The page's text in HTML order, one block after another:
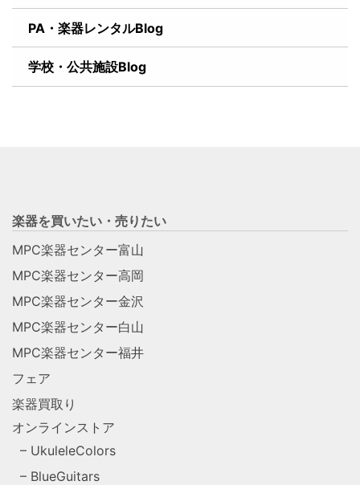
PA・楽器レンタルBlog
学校・公共施設Blog
楽器を買いたい・売りたい
MPC楽器センター富山
MPC楽器センター高岡
MPC楽器センター金沢
MPC楽器センター白山
MPC楽器センター福井
フェア
楽器買取り
オンラインストア
UkuleleColors
BlueGuitars